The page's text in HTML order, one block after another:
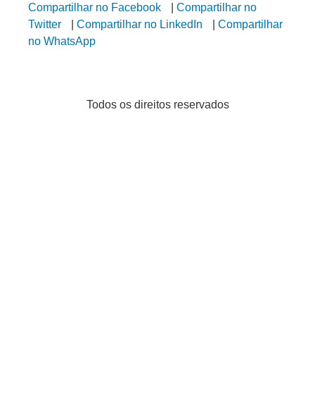
Compartilhar no Facebook
Compartilhar no
Twitter
Compartilhar no LinkedIn
Compartilhar
no WhatsApp
Todos os direitos reservados